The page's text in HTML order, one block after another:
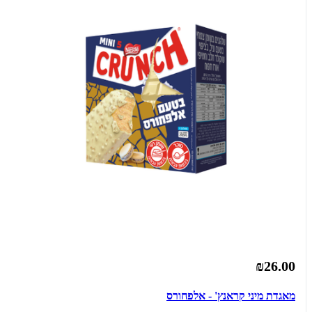
₪26.00
מאגדת מיני קראנץ' - אלפחורס